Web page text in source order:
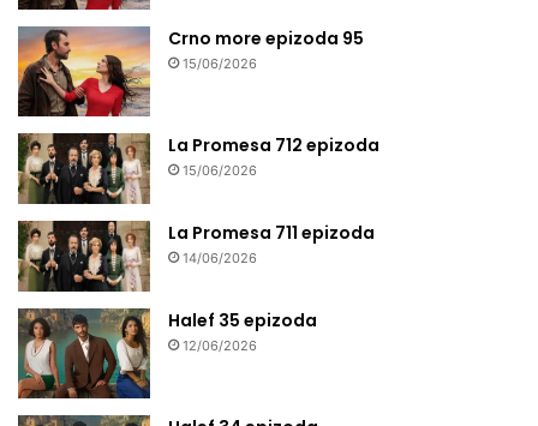
Crno more epizoda 95
15/06/2026
La Promesa 712 epizoda
15/06/2026
La Promesa 711 epizoda
14/06/2026
Halef 35 epizoda
12/06/2026